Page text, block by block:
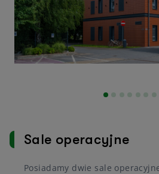
Sale operacyjne
Posiadamy dwie sale